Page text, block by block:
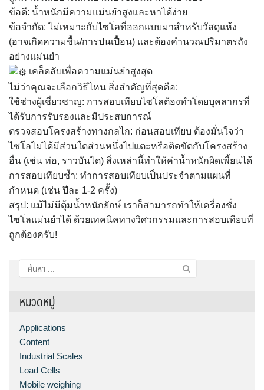
ข้อดี: น้ำหนักมีความแม่นยำสูงและหาได้ง่าย
ข้อจำกัด: ไม่เหมาะกับไซโลที่ออกแบบมาสำหรับวัสดุแห้ง
(อาจเกิดความชื้น/การปนเปื้อน) และต้องคำนวณปริมาตรถัง
อย่างแม่นยำ
เคล็ดลับเพื่อความแม่นยำสูงสุด
ไม่ว่าคุณจะเลือกวิธีไหน สิ่งสำคัญที่สุดคือ:
ใช้ช่างผู้เชี่ยวชาญ: การสอบเทียบไซโลต้องทำโดยบุคลากรที่
ได้รับการรับรองและมีประสบการณ์
ตรวจสอบโครงสร้างทางกลไก: ก่อนสอบเทียบ ต้องมั่นใจว่า
ไซโลไม่ได้มีส่วนใดส่วนหนึ่งไปแตะหรือติดขัดกับโครงสร้าง
อื่น (เช่น ท่อ, ราวบันได) สิ่งเหล่านี้ทำให้ค่าน้ำหนักผิดเพี้ยนได้
การสอบเทียบซ้ำ: ทำการสอบเทียบเป็นประจำตามแผนที่
กำหนด (เช่น ปีละ 1-2 ครั้ง)
สรุป: แม้ไม่มีตุ้มน้ำหนักยักษ์ เราก็สามารถทำให้เครื่องชั่ง
ไซโลแม่นยำได้ ด้วยเทคนิคทางวิศวกรรมและการสอบเทียบที่
ถูกต้องครับ!
ค้นหา
สำหรับ:
หมวดหมู่
Applications
Content
Industrial Scales
Load Cells
Mobile weighing